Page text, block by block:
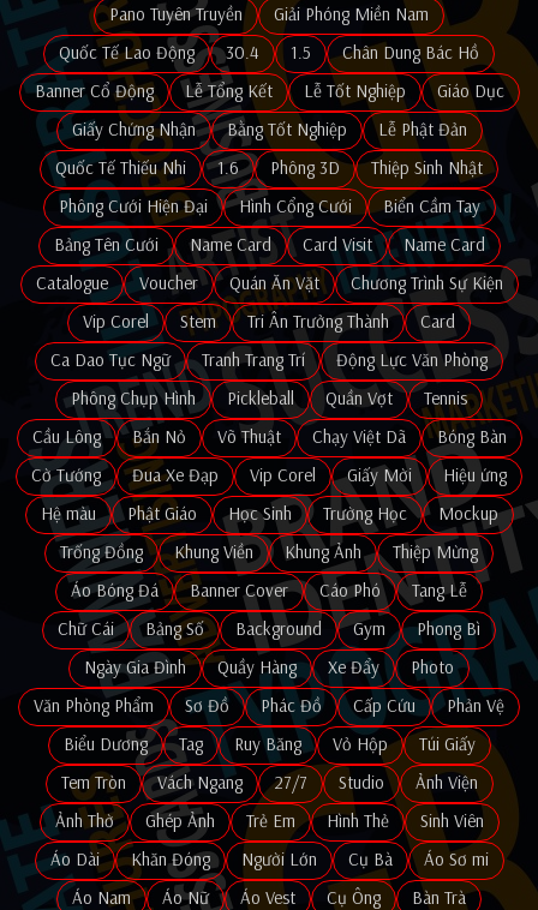
Pano Tuyên Truyền
Giải Phóng Miền Nam
Quốc Tế Lao Động
30.4 1.5
Chân Dung Bác Hồ
Banner Cổ Động
Lễ Tổng Kết Lễ Tốt Nghiệp
Giáo Dục
Giấy Chứng Nhận
Bằng Tốt Nghiệp
Lễ Phật Đản
Quốc Tế Thiếu Nhi
1.6 Phông 3D
Thiệp Sinh Nhật
Phông Cưới Hiện Đại
Hình Cổng Cưới
Biển Cầm Tay
Bảng Tên Cưới
Name Card Card Visit
Name Card
Catalogue
Voucher Quán Ăn Vặt
Chương Trình Sự Kiện
Vip Corel
Stem Tri Ân Trưởng Thành
Card
Ca Dao Tục Ngữ
Tranh Trang Trí
Động Lực Văn Phòng
Phông Chụp Hình
Pickleball Quần Vợt
Tennis
Cầu Lông
Bắn Nỏ Võ Thuật Chạy Việt Dã
Bóng Bàn
Cờ Tướng
Đua Xe Đạp Vip Corel Giấy Mời
Hiệu ứng
Hệ màu
Phật Giáo Học Sinh Trường Học
Mockup
Trống Đồng
Khung Viền Khung Ảnh
Thiệp Mừng
Áo Bóng Đá
Banner Cover Cáo Phó
Tang Lễ
Chữ Cái
Bảng Số Background Gym
Phong Bì
Ngày Gia Đình
Quầy Hàng Xe Đẩy
Photo
Văn Phòng Phẩm
Sơ Đồ Phác Đồ Cấp Cứu
Phản Vệ
Biểu Dương
Tag Ruy Băng Vỏ Hộp
Túi Giấy
Tem Tròn
Vách Ngang 27/7 Studio
Ảnh Viện
Ảnh Thờ
Ghép Ảnh Trẻ Em Hình Thẻ
Sinh Viên
Áo Dài
Khăn Đóng Người Lớn Cụ Bà
Áo Sơ mi
Áo Nam
Áo Nữ Áo Vest Cụ Ông
Bàn Trà